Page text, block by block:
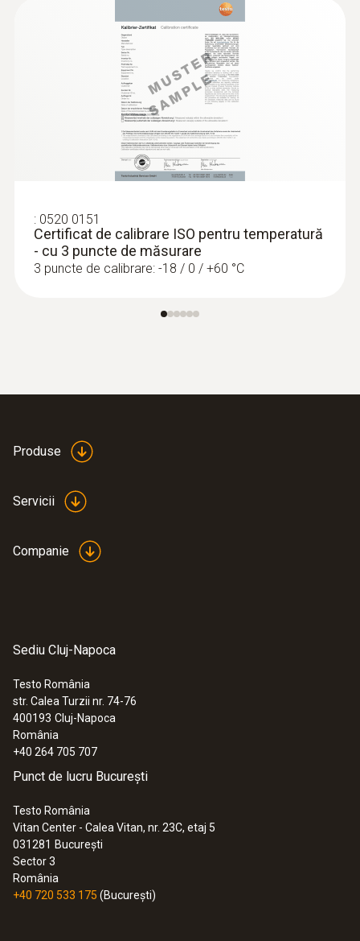
: 0520 0151
Certificat de calibrare ISO pentru temperatură
- cu 3 puncte de măsurare
3 puncte de calibrare: -18 / 0 / +60 °C
Produse
Servicii
Companie
Sediu Cluj-Napoca
Testo România
str. Calea Turzii nr. 74-76
400193 Cluj-Napoca
România
+40 264 705 707
Punct de lucru București
Testo România
Vitan Center - Calea Vitan, nr. 23C, etaj 5
031281 București
Sector 3
România
+40 720 533 175 (București)